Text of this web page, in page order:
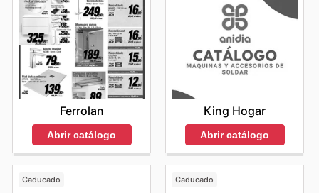
Ferrolan
Abrir catálogo
King Hogar
Abrir catálogo
Caducado Caducado